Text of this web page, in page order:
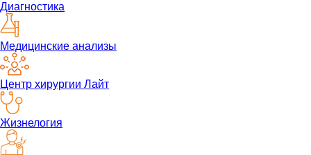
Диагностика
Медицинские анализы
Центр хирургии Лайт
Жизнелогия